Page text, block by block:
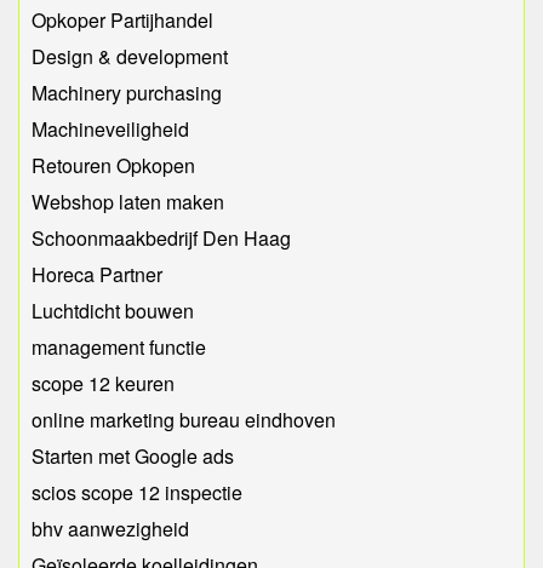
Opkoper Partijhandel
Design & development
Machinery purchasing
Machineveiligheid
Retouren Opkopen
Webshop laten maken
Schoonmaakbedrijf Den Haag
Horeca Partner
Luchtdicht bouwen
management functie
scope 12 keuren
online marketing bureau eindhoven
Starten met Google ads
scios scope 12 inspectie
bhv aanwezigheid